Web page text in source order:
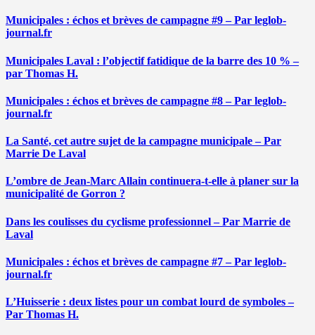
Municipales : échos et brèves de campagne #9 – Par leglob-
journal.fr
Municipales Laval : l’objectif fatidique de la barre des 10 % –
par Thomas H.
Municipales : échos et brèves de campagne #8 – Par leglob-
journal.fr
La Santé, cet autre sujet de la campagne municipale – Par
Marrie De Laval
L’ombre de Jean-Marc Allain continuera-t-elle à planer sur la
municipalité de Gorron ?
Dans les coulisses du cyclisme professionnel – Par Marrie de
Laval
Municipales : échos et brèves de campagne #7 – Par leglob-
journal.fr
L’Huisserie : deux listes pour un combat lourd de symboles –
Par Thomas H.